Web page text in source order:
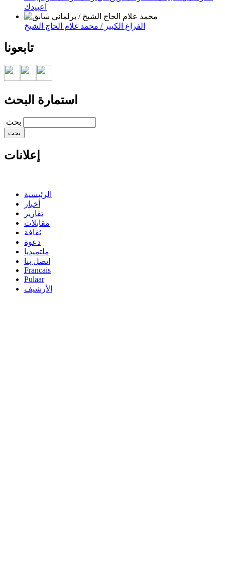
اعبيدك
الفراغ الكبير / محمد غلام الحاج الشيخ
تابعونا
استمارة البحث
‏بحث ‏
إعلانات
الرئيسية
أخبار
تقارير
مقابلات
ثقافة
دعوة
ملتميديا
اتصل بنا
Francais
Pulaar
الأرشيف